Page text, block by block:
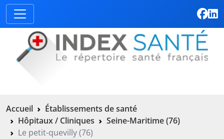
Accueil
Établissements de santé
Hôpitaux / Cliniques
Seine-Maritime (76)
Le petit-quevilly (76)